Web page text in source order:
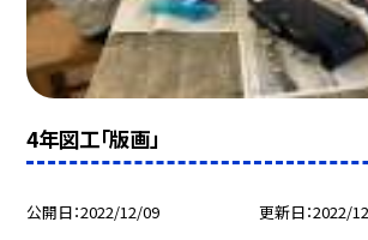
4年図工「版画」
公開日 2022/12/09 更新日 2022/